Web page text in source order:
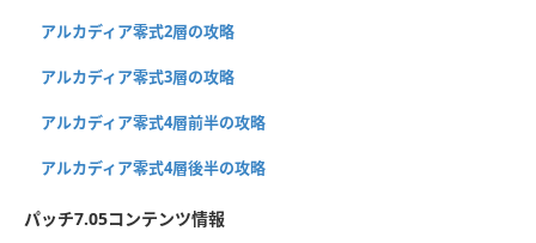
アルカディア零式2層の攻略
アルカディア零式3層の攻略
アルカディア零式4層前半の攻略
アルカディア零式4層後半の攻略
パッチ7.05コンテンツ情報